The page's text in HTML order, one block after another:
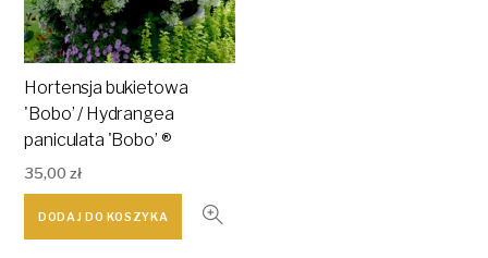
Hortensja bukietowa
'Bobo’ / Hydrangea
paniculata 'Bobo’ ®
35,00zł
DODAJ DO KOSZYKA